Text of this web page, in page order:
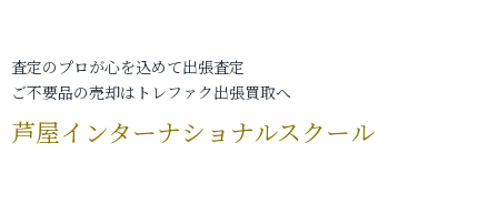
査定のプロが心を込めて出張査定
ご不要品の売却はトレファク出張買取へ
芦屋インターナショナルスクール